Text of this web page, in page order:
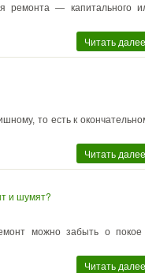
ремонта — капитального
Читать далее
то есть к
Читать далее
и шумят?
можно забыть о
Читать далее